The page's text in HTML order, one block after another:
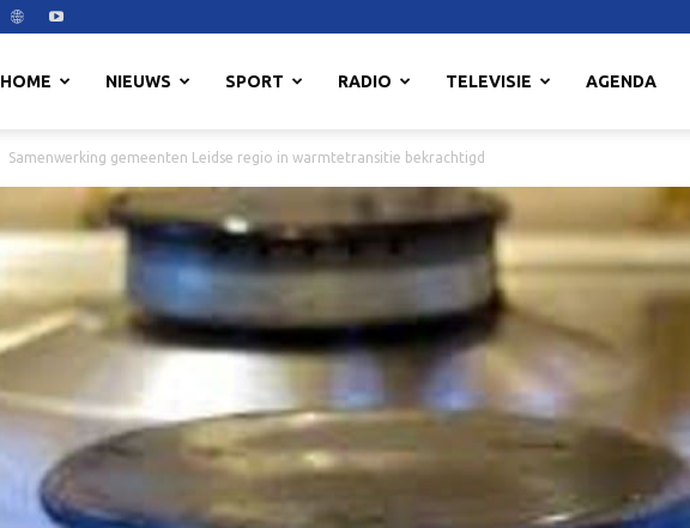
HOME NIEUWS SPORT RADIO TELEVISIE AGENDA
Samenwerking gemeenten Leidse regio in warmtetransitie bekrachtigd